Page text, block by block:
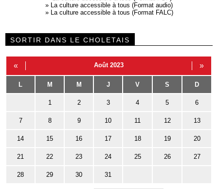
»
La culture accessible à tous (Format audio)
»
La culture accessible à tous (Format FALC)
SORTIR DANS LE CHOLETAIS
« Août 2023 »
L M M J V S D
1 2 3 4 5 6
7 8 9 10 11 12 13
14 15 16 17 18 19 20
21 22 23 24 25 26 27
28 29 30 31